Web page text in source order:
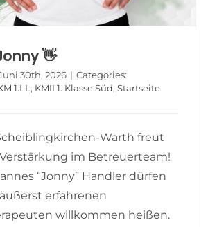
👋
30th, 2026 | Categories:
1.LL, KMII 1. Klasse Süd, Startseite
Warth freut
im Betreuerteam!
“Jonny” Handler dürfen
erfahrenen
willkommen heißen.